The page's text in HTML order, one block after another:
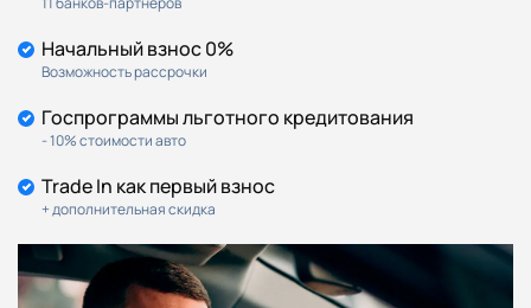
Начальный взнос 0%
Возможность рассрочки
Госпрограммы льготного кредитования
- 10% стоимости авто
Trade In как первый взнос
+ дополнительная скидка